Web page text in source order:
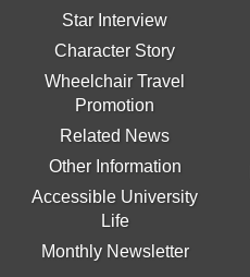
Star Interview
Character Story
Wheelchair Travel
Promotion
Related News
Other Information
Accessible University
Life
Monthly Newsletter